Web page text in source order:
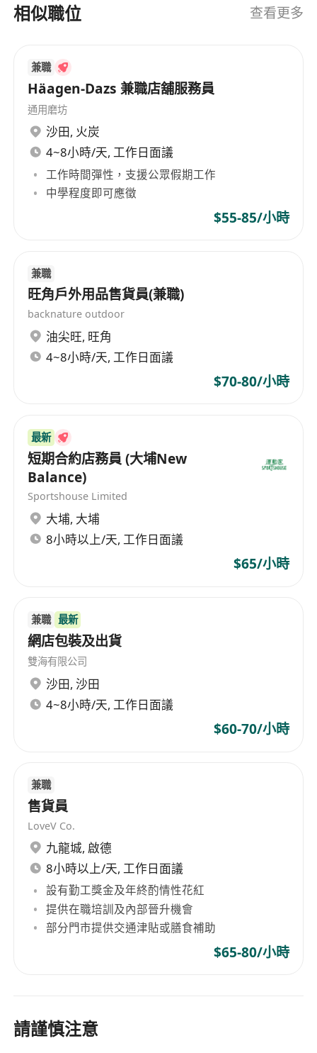
福利 ：勤工獎，膳食津貼，激勵獎金，有薪年假，
上相關工作經驗
有意請Whatsapp******提交相關履歷表申請有關
工作
相似職位 查看更多
兼職
Häagen-Dazs 兼職店舖服務員
通用磨坊
沙田, 火炭
4~8小時/天, 工作日面議
工作時間彈性，支援公眾假期工作
中學程度即可應徵
$55-85/小時
兼職
旺角戶外用品售貨員(兼職)
backnature outdoor
油尖旺, 旺角
4~8小時/天, 工作日面議
$70-80/小時
最新
短期合約店務員 (大埔New
Balance)
Sportshouse Limited
大埔, 大埔
8小時以上/天, 工作日面議
$65/小時
兼職 最新
網店包裝及出貨
雙海有限公司
沙田, 沙田
4~8小時/天, 工作日面議
$60-70/小時
兼職
售貨員
LoveV Co.
九龍城, 啟德
8小時以上/天, 工作日面議
設有勤工獎金及年終酌情性花紅
提供在職培訓及內部晉升機會
部分門市提供交通津貼或膳食補助
$65-80/小時
請謹慎注意